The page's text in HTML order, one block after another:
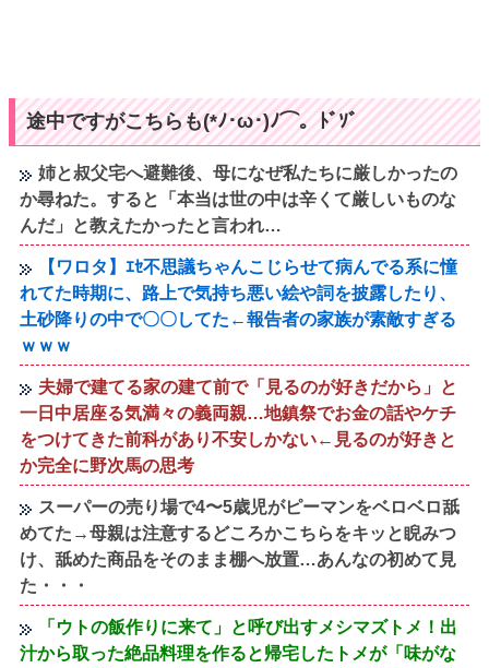
途中ですがこちらも(*ﾉ･ω･)ﾉ⌒。ﾄﾞｿﾞ
姉と叔父宅へ避難後、母になぜ私たちに厳しかったの
か尋ねた。すると「本当は世の中は辛くて厳しいものな
んだ」と教えたかったと言われ…
【ワロタ】ｴｾ不思議ちゃんこじらせて病んでる系に憧
れてた時期に、路上で気持ち悪い絵や詞を披露したり、
土砂降りの中で〇〇してた←報告者の家族が素敵すぎる
ｗｗｗ
夫婦で建てる家の建て前で「見るのが好きだから」と
一日中居座る気満々の義両親…地鎮祭でお金の話やケチ
をつけてきた前科があり不安しかない←見るのが好きと
か完全に野次馬の思考
スーパーの売り場で4〜5歳児がピーマンをベロベロ舐
めてた→母親は注意するどころかこちらをキッと睨みつ
け、舐めた商品をそのまま棚へ放置…あんなの初めて見
た・・・
「ウトの飯作りに来て」と呼び出すメシマズトメ！出
汁から取った絶品料理を作ると帰宅したトメが「味がな